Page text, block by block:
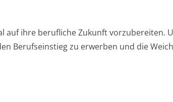
auf ihre berufliche Zukunft vorzubereiten.
Berufseinstieg zu erwerben und die